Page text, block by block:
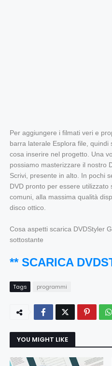
Per aggiungere i filmati veri e
barra laterale Esplora file,
cosa inserire nel progetto. Una
possiamo masterizzare il nostro
Scrivi, presente in alto. In pochi
DVD pronto per essere utilizzato
comuni, alla massima qualità
disco ottico.
Cosa aspetti scarica DVDStyler
sottostante
** SCARICA
Tags programmi
YOU MIGHT LIKE